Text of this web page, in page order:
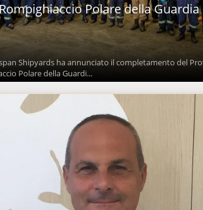
Polare della Guardia
Shipyards ha annunciato il completamento del
Polare della Guardi...